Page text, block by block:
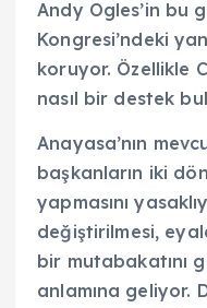
Andy Ogles’in bu
Kongresi’ndeki
koruyor. Özellikle
nasıl bir destek
Anayasa’nın
başkanların iki
yapmasını
değiştirilmesi,
bir mutabakatını
anlamına geliyor.